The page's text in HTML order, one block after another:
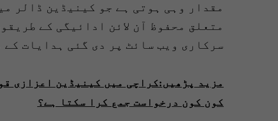
مقدار وہی ہوتی ہے جو کینیڈین ڈالر
متعلق محفوظ آن لائن ادائیگی کے
سرکاری ویب سائٹ پر دی گئی ہدایات کے
مزید پڑھیں:کراچی میں کینیڈین اعزازی
کون کون درخواست جمع کرا سکتا ہے؟